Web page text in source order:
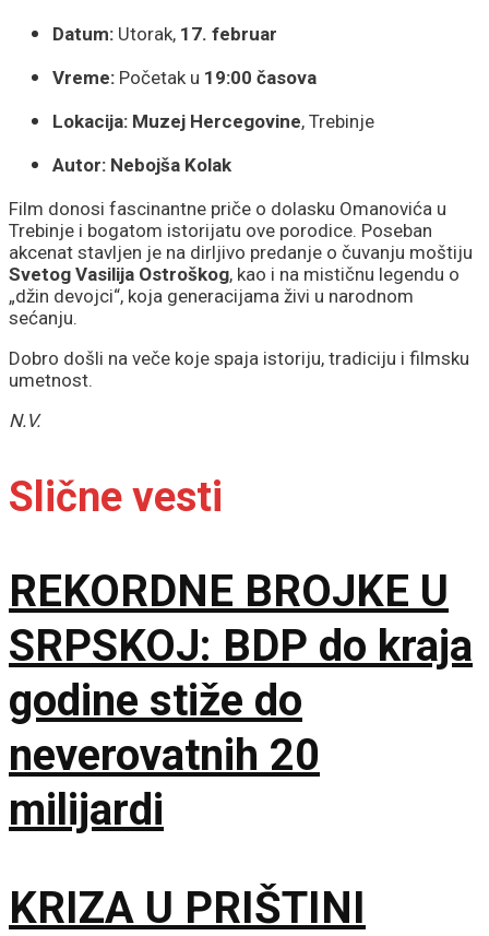
Datum: Utorak, 17. februar
Vreme: Početak u 19:00 časova
Lokacija: Muzej Hercegovine, Trebinje
Autor: Nebojša Kolak
Film donosi fascinantne priče o dolasku Omanovića u
Trebinje i bogatom istorijatu ove porodice. Poseban
akcenat stavljen je na dirljivo predanje o čuvanju moštiju
Svetog Vasilija Ostroškog, kao i na mističnu legendu o
„džin devojci“, koja generacijama živi u narodnom
sećanju.
Dobro došli na veče koje spaja istoriju, tradiciju i filmsku
umetnost.
N.V.
Slične vesti
REKORDNE BROJKE U
SRPSKOJ: BDP do kraja
godine stiže do
neverovatnih 20
milijardi
KRIZA U PRIŠTINI